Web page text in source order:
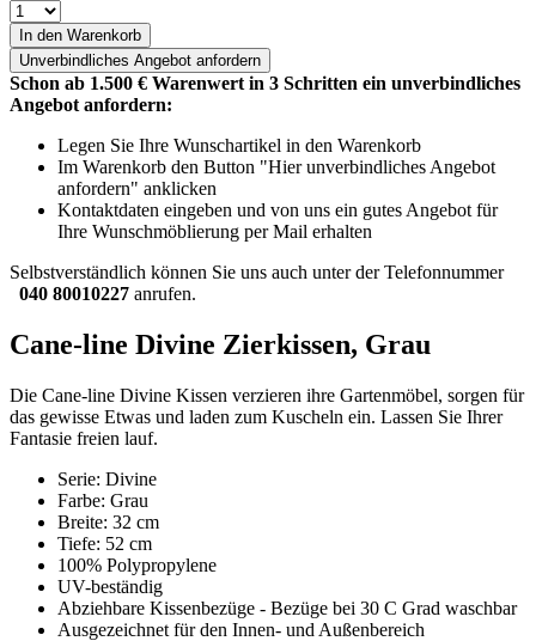
In den Warenkorb
Unverbindliches Angebot anfordern
Schon ab 1.500 € Warenwert in 3 Schritten ein unverbindliches
Angebot anfordern:
Legen Sie Ihre Wunschartikel in den Warenkorb
Im Warenkorb den Button "Hier unverbindliches Angebot
anfordern" anklicken
Kontaktdaten eingeben und von uns ein gutes Angebot für
Ihre Wunschmöblierung per Mail erhalten
Selbstverständlich können Sie uns auch unter der Telefonnummer
040 80010227 anrufen.
Cane-line Divine Zierkissen, Grau
Die Cane-line Divine Kissen verzieren ihre Gartenmöbel, sorgen für
das gewisse Etwas und laden zum Kuscheln ein. Lassen Sie Ihrer
Fantasie freien lauf.
Serie: Divine
Farbe: Grau
Breite: 32 cm
Tiefe: 52 cm
100% Polypropylene
UV-beständig
Abziehbare Kissenbezüge - Bezüge bei 30 C Grad waschbar
Ausgezeichnet für den Innen- und Außenbereich